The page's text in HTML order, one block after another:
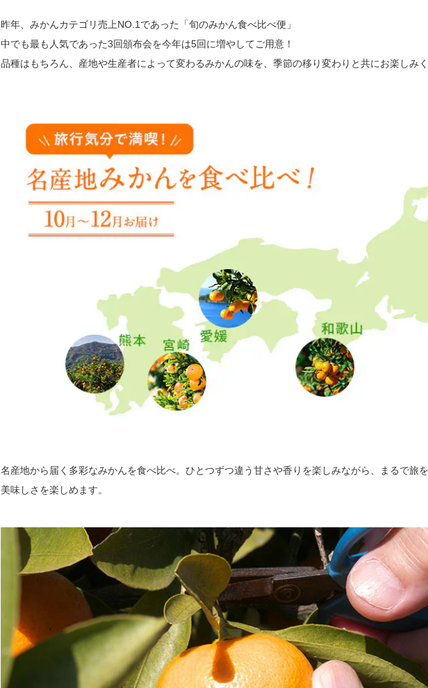
昨年、みかんカテゴリ売上NO.1であった「旬のみかん食べ比べ便」
中でも最も人気であった3回頒布会を今年は5回に増やしてご用意！
品種はもちろん、産地や生産者によって変わるみかんの味を、季節の移り変わりと共にお楽しみく
名産地から届く多彩なみかんを食べ比べ。ひとつずつ違う甘さや香りを楽しみながら、まるで旅
美味しさを楽しめます。